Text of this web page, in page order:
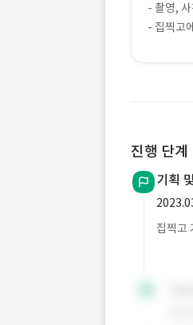
- 촬영,
- 집찍고
진행 단계
기획
집찍고